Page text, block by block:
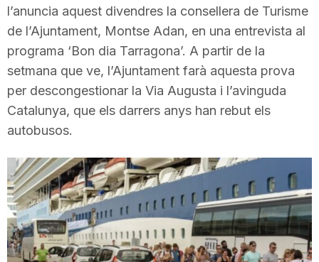
a
t
d
T
a
l’anuncia aquest divendres la consellera de Turisme
de l’Ajuntament, Montse Adan, en una entrevista al
programa ‘Bon dia Tarragona’. A partir de la
setmana que ve, l’Ajuntament farà aquesta prova
per descongestionar la Via Augusta i l’avinguda
Catalunya, que els darrers anys han rebut els
autobusos.